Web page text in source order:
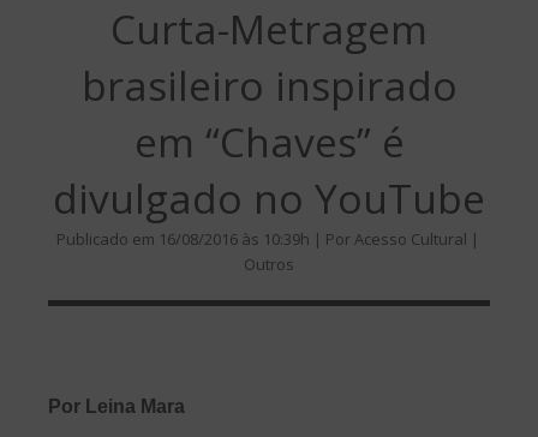
Curta-Metragem
brasileiro inspirado
em “Chaves” é
divulgado no YouTube
Publicado em 16/08/2016 às 10:39h | Por Acesso Cultural |
Outros
Por Leina Mara